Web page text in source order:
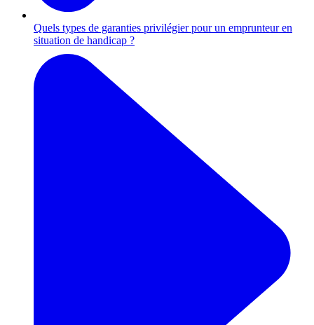
Quels types de garanties privilégier pour un emprunteur en
situation de handicap ?